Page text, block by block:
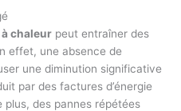
à chaleur peut entraîner des
effet, une absence de
une diminution significative
par des factures d’énergie
des pannes répétées